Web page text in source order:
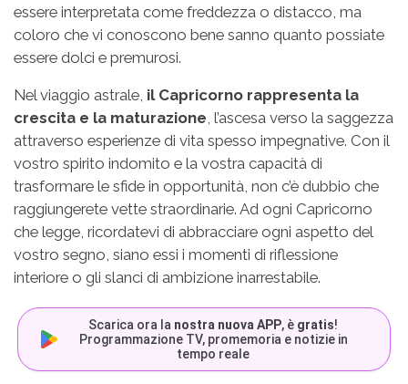
essere interpretata come freddezza o distacco, ma
coloro che vi conoscono bene sanno quanto possiate
essere dolci e premurosi.
Nel viaggio astrale, il Capricorno rappresenta la
crescita e la maturazione, l’ascesa verso la saggezza
attraverso esperienze di vita spesso impegnative. Con il
vostro spirito indomito e la vostra capacità di
trasformare le sfide in opportunità, non c’è dubbio che
raggiungerete vette straordinarie. Ad ogni Capricorno
che legge, ricordatevi di abbracciare ogni aspetto del
vostro segno, siano essi i momenti di riflessione
interiore o gli slanci di ambizione inarrestabile.
Scarica ora la nostra nuova APP, è gratis!
Programmazione TV, promemoria e notizie in
tempo reale